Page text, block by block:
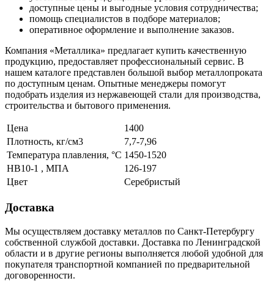
доступные цены и выгодные условия сотрудничества;
помощь специалистов в подборе материалов;
оперативное оформление и выполнение заказов.
Компания «Металлика» предлагает купить качественную
продукцию, предоставляет профессиональный сервис. В
нашем каталоге представлен большой выбор металлопроката
по доступным ценам. Опытные менеджеры помогут
подобрать изделия из нержавеющей стали для производства,
строительства и бытового применения.
Цена
1400
Плотность, кг/см3
7,7-7,96
Температура плавления, °С 1450-1520
НВ10-1 , МПА
126-197
Цвет
Серебристый
Доставка
Мы осуществляем доставку металлов по Санкт-Петербургу
собственной службой доставки. Доставка по Ленинградской
области и в другие регионы выполняется любой удобной для
покупателя транспортной компанией по предварительной
договоренности.